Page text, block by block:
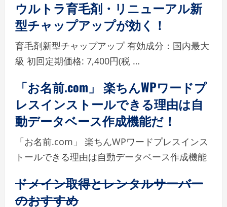
ウルトラ育毛剤・リニューアル新
型チャップアップが効く！
育毛剤新型チャップアップ 有効成分：国内最大
級 初回定期価格: 7,400円(税 …
「お名前.com」 楽ちんWPワードプ
レスインストールできる理由は自
動データベース作成機能だ！
「お名前.com」 楽ちんWPワードプレスインス
トールできる理由は自動データベース作成機能
ドメイン取得とレンタルサーバー
のおすすめ